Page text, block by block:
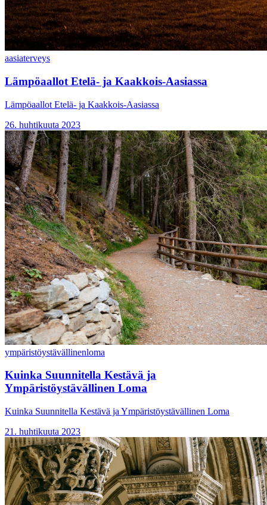
aasiaterveys
Lämpöaallot Etelä- ja Kaakkois-Aasiassa
Lämpöaallot Etelä- ja Kaakkois-Aasiassa
26. huhtikuuta 2023
ympäristöystävällinenloma
Kuinka Suunnitella Kestävä ja
Ympäristöystävällinen Loma
Kuinka Suunnitella Kestävä ja Ympäristöystävällinen Loma
21. huhtikuuta 2023